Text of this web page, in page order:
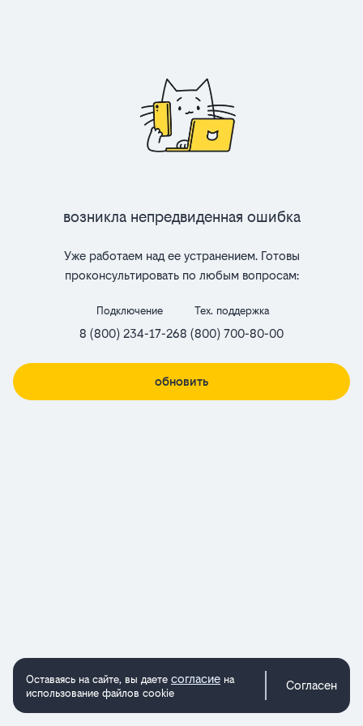
Возникла непредвиденная ошибка
Уже работаем над ее устранением. Готовы
проконсультировать по любым вопросам:
Подключение
8 (800) 234-17-26
Тех. поддержка
8 (800) 700-80-00
обновить
Оставаясь на сайте, вы даете согласие на
использование файлов cookie
Согласен